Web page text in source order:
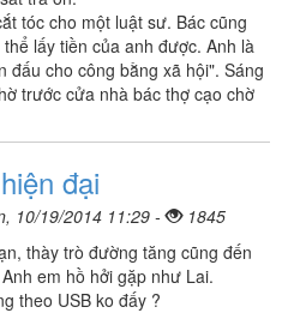
tóc cho một luật sư. Bác cũng
lấy tiền của anh được. Anh là
đấu cho công bằng xã hội". Sáng
trước cửa nhà bác thợ cạo chờ
đại
10/19/2014 11:29 -
1845
thày trò đường tăng cũng đến
em hồ hởi gặp như Lai.
theo USB ko đấy ?